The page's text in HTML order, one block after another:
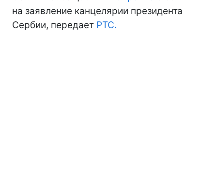
на заявление канцелярии президента
Сербии, передает РТС.